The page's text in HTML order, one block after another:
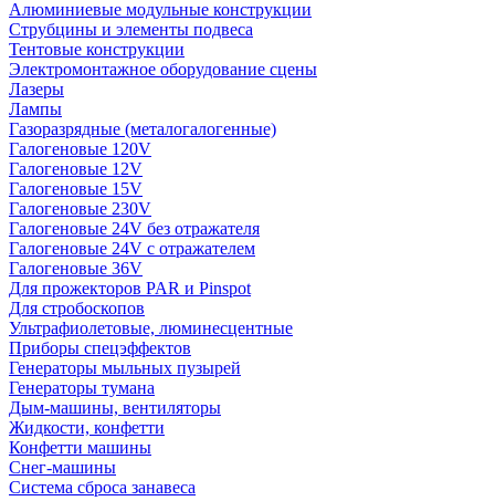
Алюминиевые модульные конструкции
Струбцины и элементы подвеса
Тентовые конструкции
Электромонтажное оборудование сцены
Лазеры
Лампы
Газоразрядные (металогалогенные)
Галогеновые 120V
Галогеновые 12V
Галогеновые 15V
Галогеновые 230V
Галогеновые 24V без отражателя
Галогеновые 24V с отражателем
Галогеновые 36V
Для прожекторов PAR и Pinspot
Для стробоскопов
Ультрафиолетовые, люминесцентные
Приборы спецэффектов
Генераторы мыльных пузырей
Генераторы тумана
Дым-машины, вентиляторы
Жидкости, конфетти
Конфетти машины
Снег-машины
Система сброса занавеса